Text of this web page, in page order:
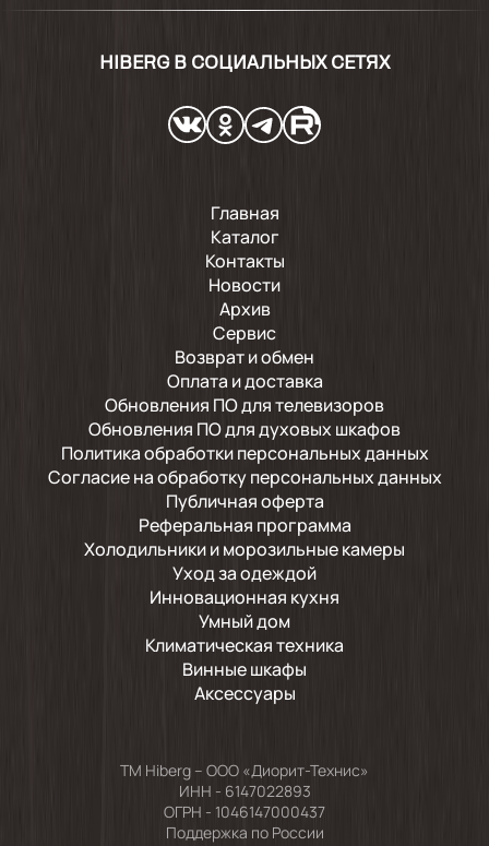
HIBERG В СОЦИАЛЬНЫХ СЕТЯХ
Главная
Каталог
Контакты
Новости
Архив
Сервис
Возврат и обмен
Оплата и доставка
Обновления ПО для телевизоров
Обновления ПО для духовых шкафов
Политика обработки персональных данных
Согласие на обработку персональных данных
Публичная оферта
Реферальная программа
Холодильники и морозильные камеры
Уход за одеждой
Инновационная кухня
Умный дом
Климатическая техника
Винные шкафы
Аксессуары
TM Hiberg – ООО «Диорит-Технис»
ИНН - 6147022893
ОГРН - 1046147000437
Поддержка по России